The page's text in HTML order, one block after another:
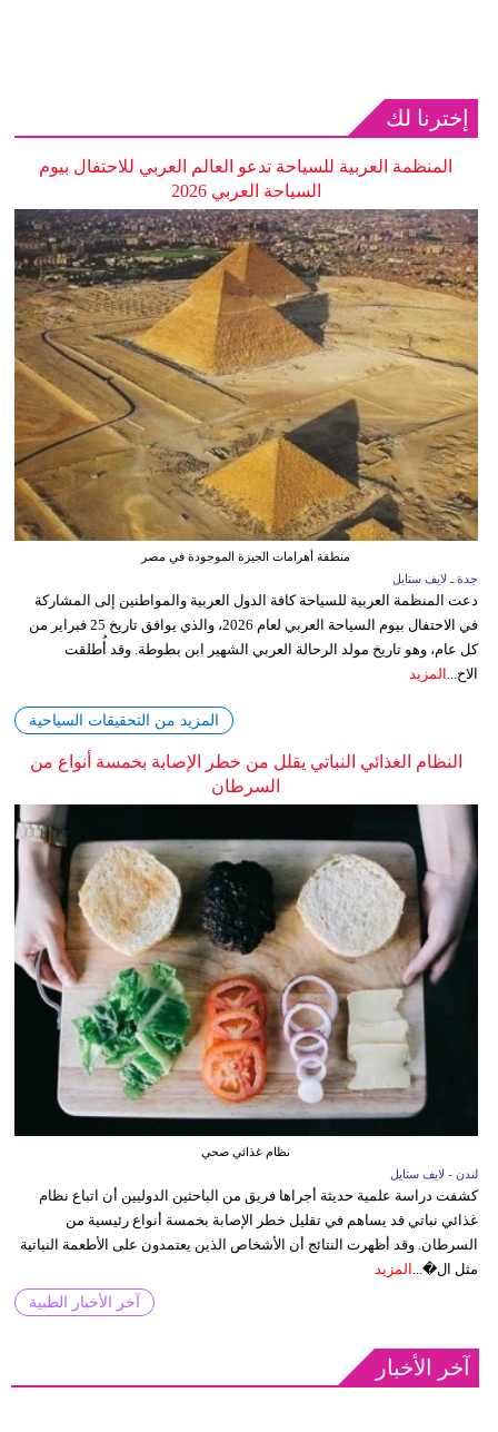
إخترنا لك
المنظمة العربية للسياحة تدعو العالم العربي للاحتفال بيوم
السياحة العربي 2026
منطقة أهرامات الجيزة الموجودة في مصر
جدة ـ لايف ستايل
دعت المنظمة العربية للسياحة كافة الدول العربية والمواطنين إلى المشاركة
في الاحتفال بيوم السياحة العربي لعام 2026، والذي يوافق تاريخ 25 فبراير من
كل عام، وهو تاريخ مولد الرحالة العربي الشهير ابن بطوطة. وقد أُطلقت
الاح... المزيد
المزيد من التحقيقات السياحية
النظام الغذائي النباتي يقلل من خطر الإصابة بخمسة أنواع من
السرطان
نظام غذائي صحي
لندن - لايف ستايل
كشفت دراسة علمية حديثة أجراها فريق من الباحثين الدوليين أن اتباع نظام
غذائي نباتي قد يساهم في تقليل خطر الإصابة بخمسة أنواع رئيسية من
السرطان. وقد أظهرت النتائج أن الأشخاص الذين يعتمدون على الأطعمة النباتية
مثل ال�...
المزيد
آخر الأخبار الطبية
آخر الأخبار